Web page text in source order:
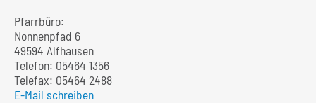
Pfarrbüro:
Nonnenpfad 6
49594 Alfhausen
Telefon: 05464 1356
Telefax: 05464 2488
E-Mail schreiben